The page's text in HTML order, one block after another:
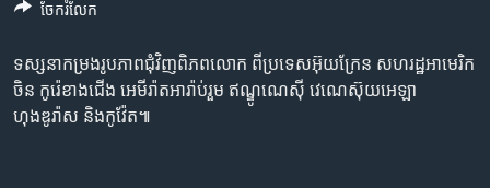
ព័ត៌មាន​​
តែ​
ម្តង
ហេឡូវីអូអេ
កម្ពុជាច្នៃប្រតិដ្ឋ
ទស្សនាកម្រងរូបភាព​ជុំវិញពិភពលោក​ ពី​​ប្រទេស​អ៊ុយក្រែន សហរដ្ឋអាមេរិក
ចិន កូរ៉េខាងជើង អេមីរ៉ាត​អារ៉ាប់រួម ឥណ្ឌូណេស៊ី វេណេស៊ុយអេឡា
ហុងឌូរ៉ាស និងកូវ៉ែត៕
ចែករំលែក